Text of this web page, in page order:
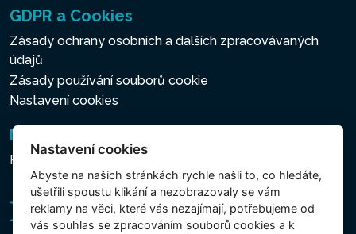
GDPR a Cookies
Zásady ochrany osobních a dalších zpracovávaných
údajů
Zásady používání souborů cookie
Nastavení cookies
Newsletter
Přihlášení k odběru novinek
Nastavení cookies
Abyste na našich stránkách rychle našli to, co hledáte,
ušetřili spoustu klikání a nezobrazovaly se vám
reklamy na věci, které vás nezajímají, potřebujeme od
vás souhlas se zpracováním souborů cookies a k